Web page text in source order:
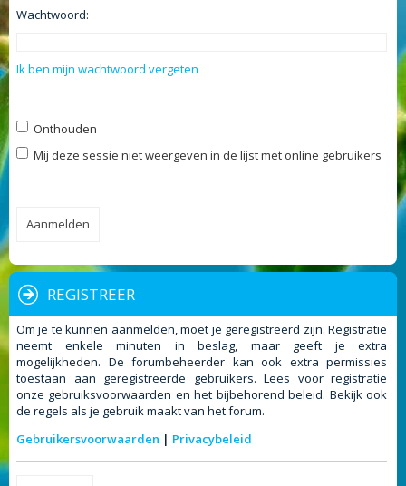
Wachtwoord:
Ik ben mijn wachtwoord vergeten
Onthouden
Mij deze sessie niet weergeven in de lijst met online gebruikers
REGISTREER
Om je te kunnen aanmelden, moet je geregistreerd zijn. Registratie
neemt enkele minuten in beslag, maar geeft je extra
mogelijkheden. De forumbeheerder kan ook extra permissies
toestaan aan geregistreerde gebruikers. Lees voor registratie
onze gebruiksvoorwaarden en het bijbehorend beleid. Bekijk ook
de regels als je gebruik maakt van het forum.
Gebruikersvoorwaarden | Privacybeleid